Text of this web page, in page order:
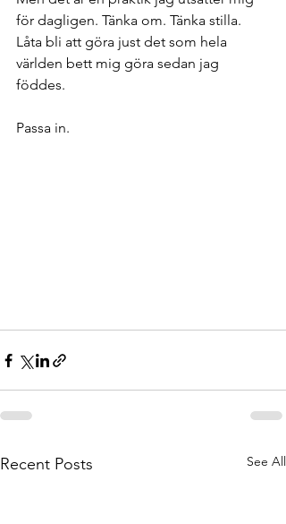
för dagligen. Tänka om. Tänka stilla.
Låta bli att göra just det som hela
världen bett mig göra sedan jag
föddes.
Passa in.
Recent Posts See All